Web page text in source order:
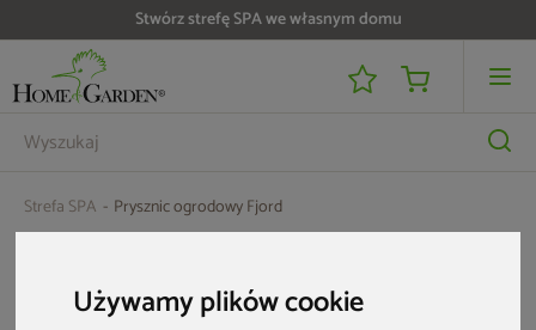
Używamy plików cookie
Stwórz strefę SPA we własnym domu
Strefa SPA Prysznic ogrodowy Fjord